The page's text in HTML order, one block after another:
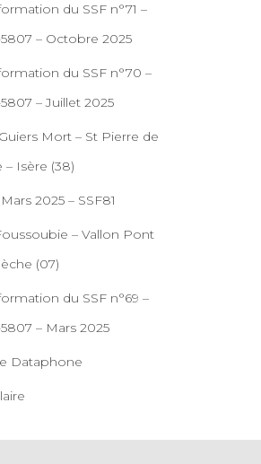
du SSF n°71 –
5807 – Octobre 2025
du SSF n°70 –
– Juillet 2025
Mort – St Pierre de
– Isère (38)
2025 – SSF81
– Vallon Pont
(07)
du SSF n°69 –
– Mars 2025
Dataphone